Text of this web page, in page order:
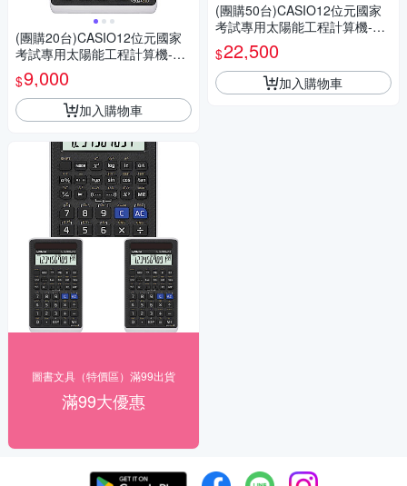
(團購20台)CASIO12位元國家
考試專用太陽能工程計算機-FX
-82SOLARII
$9,000
加入購物車
圖書文具（特價區）滿99出貨
滿99大優惠
(團購50台)CASIO12位元國家
考試專用太陽能工程計算機-FX
-82SOLARII
$22,500
加入購物車